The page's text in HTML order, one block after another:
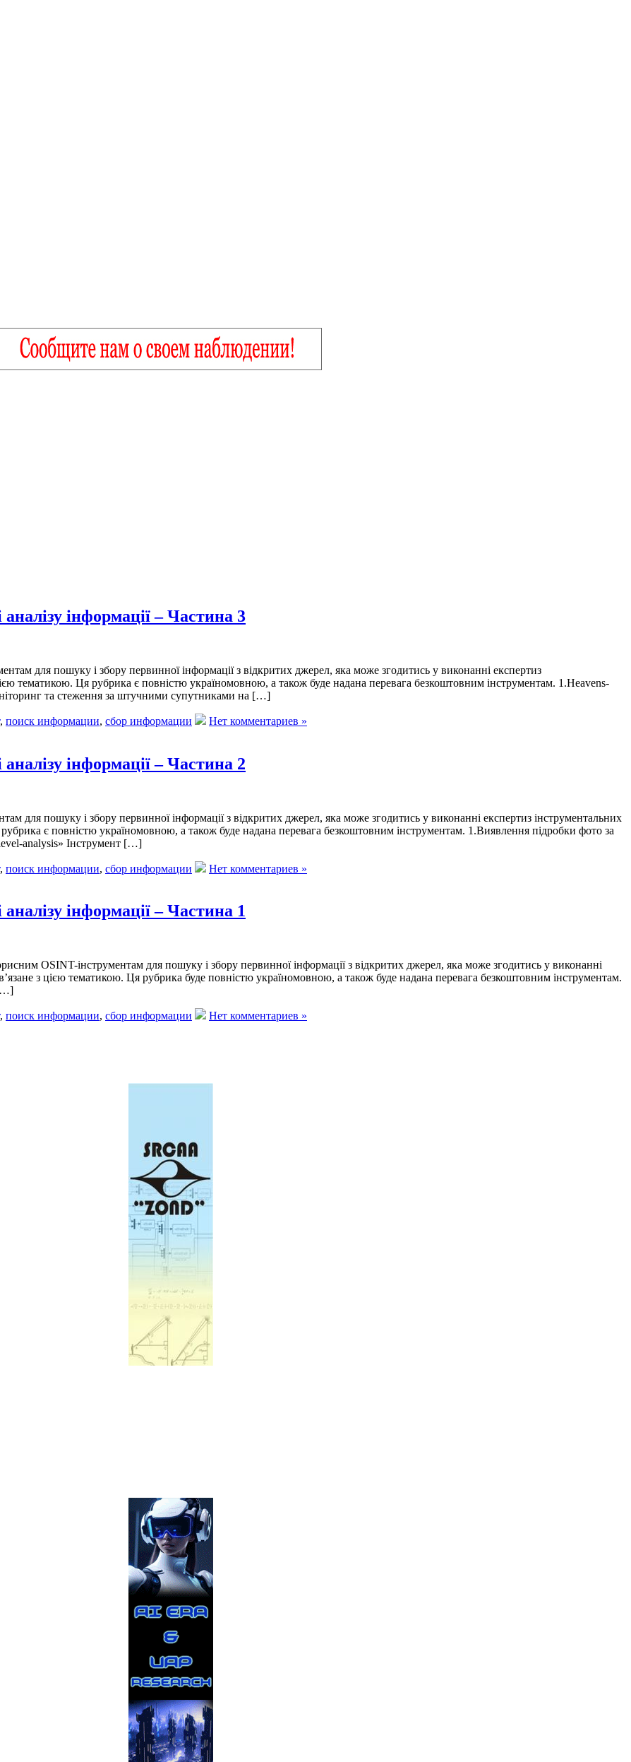
інформації – Частина 3
для пошуку і збору первинної інформації з відкритих джерел, яка може згодитись у виконанні експертиз
тематикою. Ця рубрика є повністю україномовною, а також буде надана перевага безкоштовним інструментам. 1.Heavens-
та стеження за штучними супутниками на […]
, поиск информации, сбор информации
Нет комментариев »
інформації – Частина 2
для пошуку і збору первинної інформації з відкритих джерел, яка може згодитись у виконанні експертиз інструментальних
є повністю україномовною, а також буде надана перевага безкоштовним інструментам. 1.Виявлення підробки фото за
analysis» Інструмент […]
, поиск информации, сбор информации
Нет комментариев »
інформації – Частина 1
OSINT-інструментам для пошуку і збору первинної інформації з відкритих джерел, яка може згодитись у виконанні
з цією тематикою. Ця рубрика буде повністю україномовною, а також буде надана перевага безкоштовним інструментам.
, поиск информации, сбор информации
Нет комментариев »